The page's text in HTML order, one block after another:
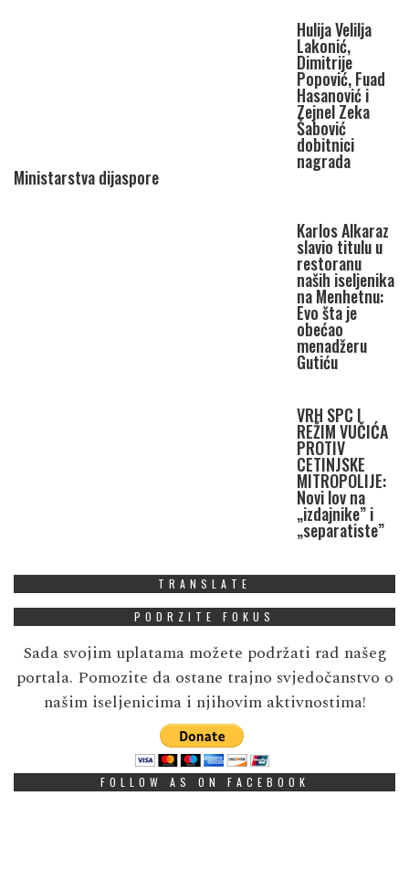
Hulija Velilja
Lakonić,
Dimitrije
Popović, Fuad
Hasanović i
Zejnel Zeka
Šabović
dobitnici
nagrada
Ministarstva dijaspore
Karlos Alkaraz
slavio titulu u
restoranu
naših iseljenika
na Menhetnu:
Evo šta je
obećao
menadžeru
Gutiću
VRH SPC I
REŽIM VUČIĆA
PROTIV
CETINJSKE
MITROPOLIJE:
Novi lov na
„izdajnike” i
„separatiste”
TRANSLATE
PODRZITE FOKUS
Sada svojim uplatama možete podržati rad našeg
portala. Pomozite da ostane trajno svjedočanstvo o
našim iseljenicima i njihovim aktivnostima!
FOLLOW AS ON FACEBOOK